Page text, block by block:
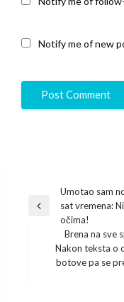
Notify me of new
navigation
Previous
Umotao sam
sat vremena:
očima!
Next
Brena na sve
Nakon teksta o
botove pa se